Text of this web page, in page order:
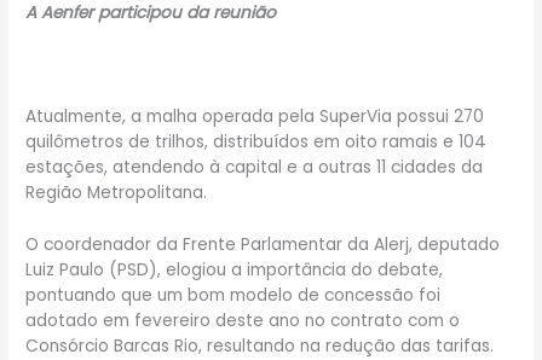
A Aenfer participou da reunião
Atualmente, a malha operada pela SuperVia possui 270
quilômetros de trilhos, distribuídos em oito ramais e 104
estações, atendendo à capital e a outras 11 cidades da
Região Metropolitana.
O coordenador da Frente Parlamentar da Alerj, deputado
Luiz Paulo (PSD), elogiou a importância do debate,
pontuando que um bom modelo de concessão foi
adotado em fevereiro deste ano no contrato com o
Consórcio Barcas Rio, resultando na redução das tarifas.